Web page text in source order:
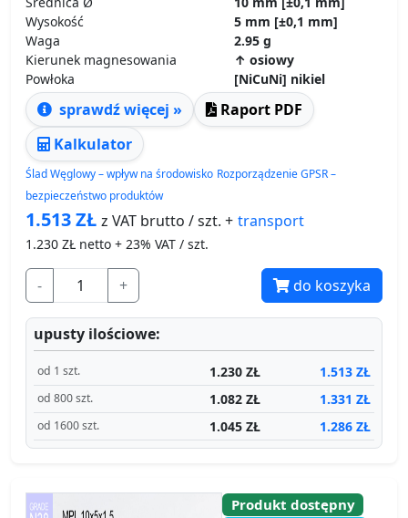
Wysokość
5 mm [±0,1 mm]
Waga
2.95 g
Kierunek magnesowania
↑ osiowy
Powłoka
[NiCuNi] nikiel
sprawdź więcej »
Raport PDF
Kalkulator
Ślad Węglowy – wpływ na środowisko Rozporządzenie GPSR –
bezpieczeństwo produktów
1.513ZŁ z VAT brutto / szt. + transport
1.230 ZŁ netto + 23% VAT / szt.
- + do koszyka
upusty ilościowe:
od 1 szt. 1.230 ZŁ 1.513 ZŁ
od 800 szt. 1.082 ZŁ 1.331 ZŁ
od 1600 szt. 1.045 ZŁ 1.286 ZŁ
Produkt dostępny